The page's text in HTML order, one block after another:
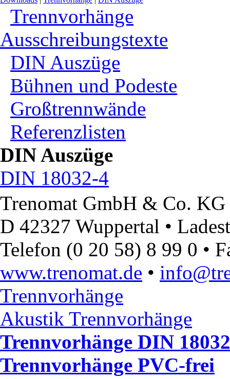
Trennvorhänge
Ausschreibungstexte
DIN Auszüge
Bühnen und Podeste
Großtrennwände
Referenzlisten
DIN Auszüge
DIN 18032-4
Trenomat GmbH & Co. KG
D 42327 Wuppertal •
Telefon (0 20 58) 8 99 0 •
www.trenomat.de •
Trennvorhänge
Akustik Trennvorhänge
Trennvorhänge DIN 18032
Trennvorhänge PVC-frei